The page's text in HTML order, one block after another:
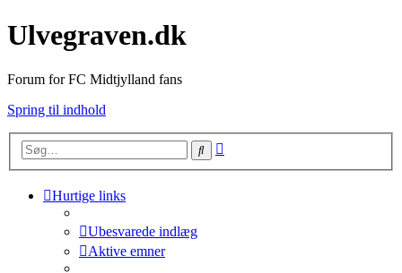
Ulvegraven.dk
Forum for FC Midtjylland fans
Spring til indhold
Søg
Hurtige links
Ubesvarede indlæg
Aktive emner